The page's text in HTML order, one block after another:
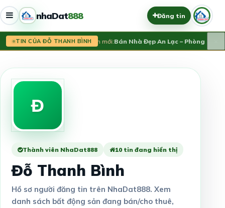
nhaDat888 Đăng tin
TIN CỦA ĐỖ THANH BÌNHTin mới:Bán Nhà Đẹp An Lạc – Phòng
Đ
Thành viên NhaDat888 10 tin đang hiển thị
Đỗ Thanh Bình
Hồ sơ người đăng tin trên NhaDat888. Xem
danh sách bất động sản đang bán/cho thuê,